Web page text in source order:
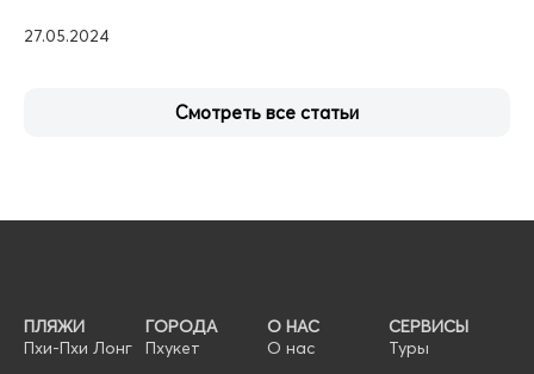
27.05.2024
Смотреть все статьи
ПЛЯЖИ
Пхи-Пхи Лонг
ГОРОДА
Пхукет
О НАС
О нас
СЕРВИСЫ
Туры